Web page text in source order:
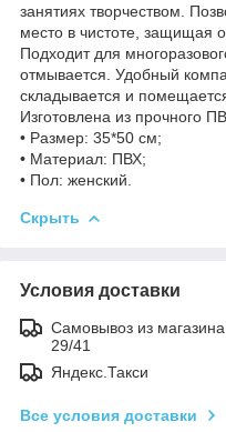
занятиях творчеством.
место в чистоте, защищая
Подходит для
отмывается. Удобный
складывается и
Изготовлена из прочного
• Размер: 35*50 см;
• Материал: ПВХ;
• Пол: женский.
Скрыть
Условия доставки
Самовывоз из
29/41
Яндекс.Такси
Все условия доставки